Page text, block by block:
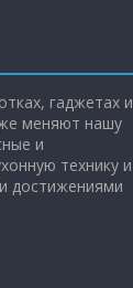
гаджетах и
меняют нашу
и
технику и
достижениями